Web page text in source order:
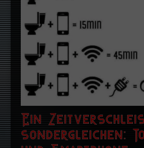
Ein
sondergleichen: